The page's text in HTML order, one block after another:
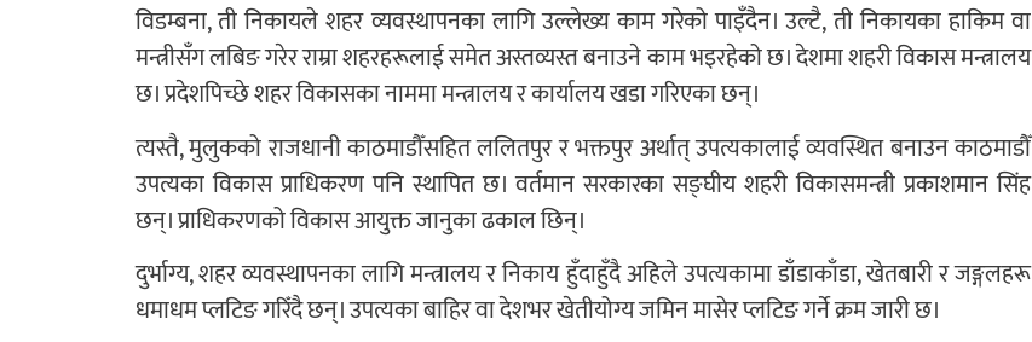
विडम्बना, ती निकायले शहर व्यवस्थापनका लागि उल्लेख्य काम गरेको पाइँदैन। उल्टै, ती निकायका हाकिम वा
मन्त्रीसँग लबिङ गरेर राम्रा शहरहरूलाई समेत अस्तव्यस्त बनाउने काम भइरहेको छ। देशमा शहरी विकास मन्त्रालय
छ। प्रदेशपिच्छे शहर विकासका नाममा मन्त्रालय र कार्यालय खडा गरिएका छन्।
त्यस्तै, मुलुकको राजधानी काठमाडौँसहित ललितपुर र भक्तपुर अर्थात् उपत्यकालाई व्यवस्थित बनाउन काठमाडौँ
उपत्यका विकास प्राधिकरण पनि स्थापित छ। वर्तमान सरकारका सङ्घीय शहरी विकासमन्त्री प्रकाशमान सिंह
छन्। प्राधिकरणको विकास आयुक्त जानुका ढकाल छिन्।
दुर्भाग्य, शहर व्यवस्थापनका लागि मन्त्रालय र निकाय हुँदाहुँदै अहिले उपत्यकामा डाँडाकाँडा, खेतबारी र जङ्गलहरू
धमाधम प्लटिङ गरिँदै छन्। उपत्यका बाहिर वा देशभर खेतीयोग्य जमिन मासेर प्लटिङ गर्ने क्रम जारी छ।